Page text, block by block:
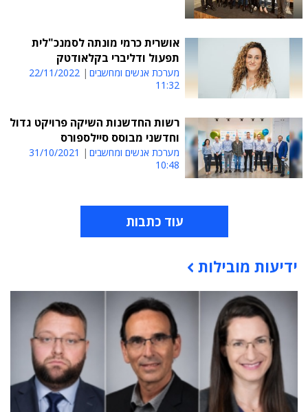
אושרית כרמי מונתה לסמנכ"לית
תפעול ודליברי בקלאודטק
מערכת אנשים ומחשבים
22/11/2022
11:32
רשות החדשנות השיקה פרויקט גדול
וחדשני מבוסס סיילספורס
מערכת אנשים ומחשבים
31/10/2021
10:48
עוד כתבות
תוכן פרסומי
ידיעות מובילות